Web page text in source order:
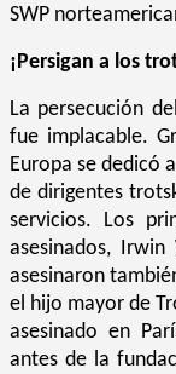
SWP
¡Persigan a los
La persecución
fue implacable.
Europa se dedicó
de dirigentes
servicios. Los
asesinados,
asesinaron
el hijo mayor de
asesinado en
antes de la